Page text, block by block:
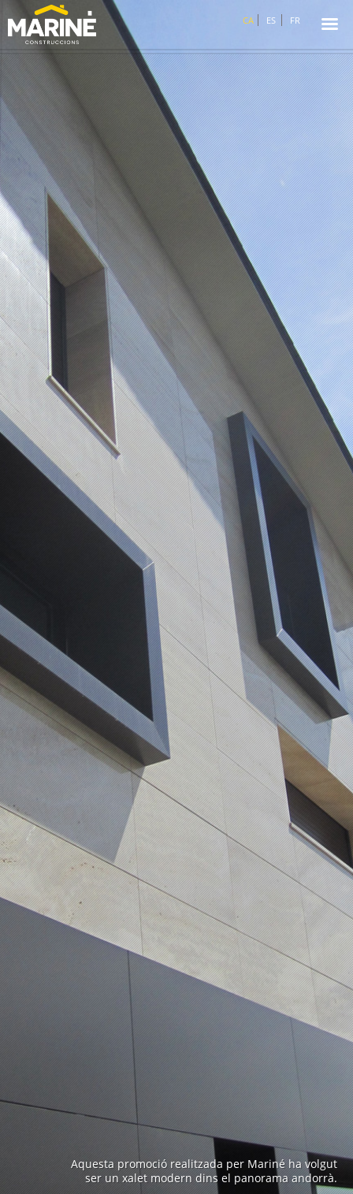
☰
CA ES FR
Aquesta promoció realitzada per Mariné ha volgut
ser un xalet modern dins el panorama andorrà.
Edifici emblemàtic a Andorra construït als anys 70 i
obra de un arquitecte prestigiós com es en Ricard
Bofill.